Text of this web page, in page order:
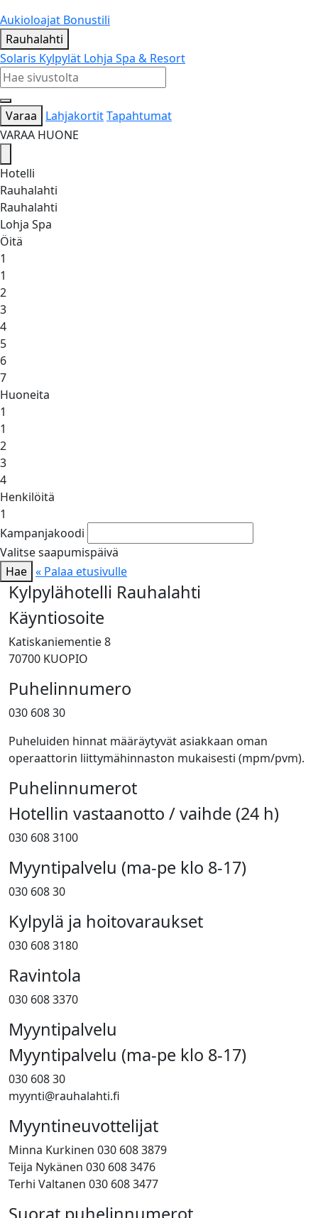
Aukioloajat Bonustili
Rauhalahti
Solaris Kylpylät Lohja Spa & Resort
Varaa LahjakortitTapahtumat
VARAA HUONE
Hotelli
Rauhalahti
Rauhalahti
Lohja Spa
Öitä
1
1
2
3
4
5
6
7
Huoneita
1
1
2
3
4
Henkilöitä
1
Kampanjakoodi
Valitse saapumispäivä
Hae « Palaa etusivulle
Kylpylähotelli Rauhalahti
Käyntiosoite
Katiskaniementie 8
70700 KUOPIO
Puhelinnumero
030 608 30
Puheluiden hinnat määräytyvät asiakkaan oman
operaattorin liittymähinnaston mukaisesti (mpm/pvm).
Puhelinnumerot
Hotellin vastaanotto / vaihde (24 h)
030 608 3100
Myyntipalvelu (ma-pe klo 8-17)
030 608 30
Kylpylä ja hoitovaraukset
030 608 3180
Ravintola
030 608 3370
Myyntipalvelu
Myyntipalvelu (ma-pe klo 8-17)
030 608 30
myynti@rauhalahti.fi
Myyntineuvottelijat
Minna Kurkinen 030 608 3879
Teija Nykänen 030 608 3476
Terhi Valtanen 030 608 3477